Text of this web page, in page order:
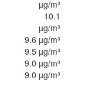
µg/m³
10.1
µg/m³
9.6 µg/m³
9.5 µg/m³
9.0 µg/m³
9.0 µg/m³